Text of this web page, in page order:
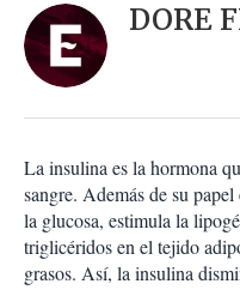
n
e
s
o
m
p
a
r
a
r
DORE
La insulina es la hormona
sangre. Además de su
la glucosa, estimula la
triglicéridos en el tejido
grasos. Así, la insulina